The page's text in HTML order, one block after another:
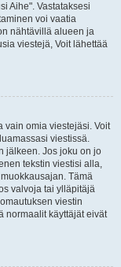
Aihe". Vastataksesi
voi vaatia
nähtävillä alueen ja
viestejä, Voit lähettää
vain omia viestejäsi. Voit
viestissä.
jälkeen. Jos joku on jo
tekstin viestisi alla,
Tämä
valvoja tai ylläpitäjä
viestin
normaalit käyttäjät eivät